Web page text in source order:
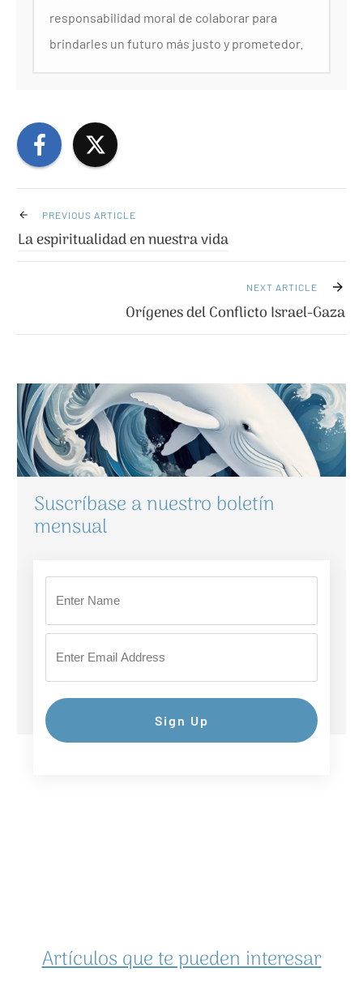
responsabilidad moral de colaborar para
brindarles un futuro más justo y prometedor.
PREVIOUS ARTICLE
La espiritualidad en nuestra vida
NEXT ARTICLE
Orígenes del Conflicto Israel-Gaza
Suscríbase a nuestro boletín
mensual
Sign Up
Artículos que te pueden interesar